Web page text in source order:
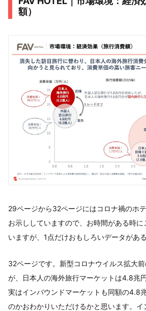
額）
29ページから32ページにはコロナ禍のホ
お示ししていますので、お時間がある時
いますが、1点だけおもしろいデータがあ
32ページです。新型コロナウイルス拡大
が、日本人の海外旅行マーケットは4.8兆
実はインバウンドマーケットも同額の4.8
のかおわかりいただけるかと思います。